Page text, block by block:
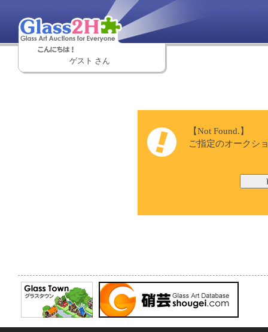
ゲスト さん
【Not Found.】
ご指定のオークシ